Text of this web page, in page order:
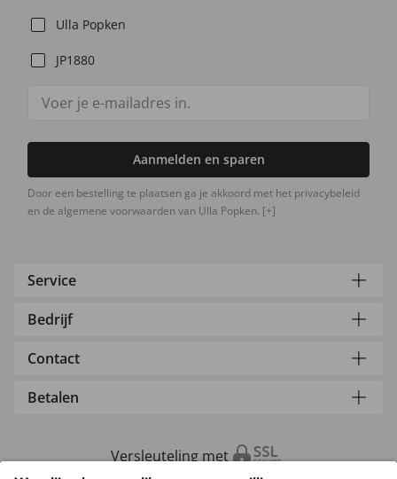
Ulla Popken
JP1880
Aanmelden en sparen
Door een bestelling te plaatsen ga je akkoord met het privacybeleid
en de algemene voorwaarden van Ulla Popken. [+]
Service
Bedrijf
Contact
Betalen
Versleuteling met